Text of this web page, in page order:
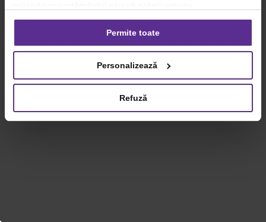
consimțământul oricând, făcând click pe linkul către
setările dvs. de cookie-uri.
privind utilizarea modulelor cookie.Detalii
Permite toate
Personalizează
Refuză